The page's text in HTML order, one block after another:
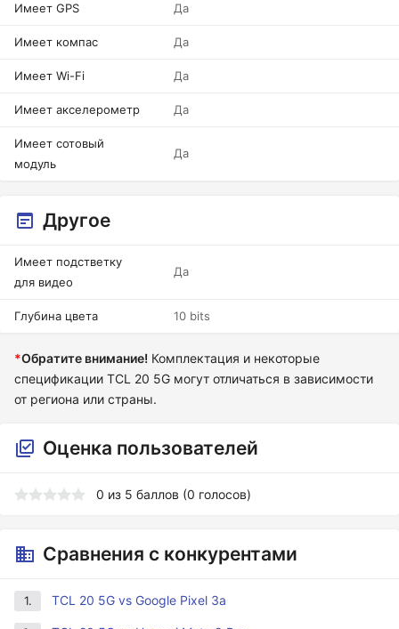
Имеет GPS Да
Имеет компас Да
Имеет Wi-Fi Да
Имеет акселерометр Да
Имеет сотовый
модуль
Да
Другое
Имеет подстветку
для видео
Да
Глубина цвета 10 bits
*Обратите внимание! Комплектация и некоторые
спецификации TCL 20 5G могут отличаться в зависимости
от региона или страны.
Оценка пользователей
0 из 5 баллов (0 голосов)
Сравнения с конкурентами
1. TCL 20 5G vs Google Pixel 3a